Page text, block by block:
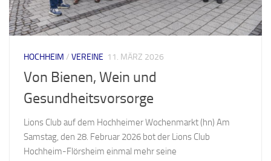
HOCHHEIM / VEREINE 11. MÄRZ 2026
Von Bienen, Wein und
Gesundheitsvorsorge
Lions Club auf dem Hochheimer Wochenmarkt (hn) Am
Samstag, den 28. Februar 2026 bot der Lions Club
Hochheim-Flörsheim einmal mehr seine